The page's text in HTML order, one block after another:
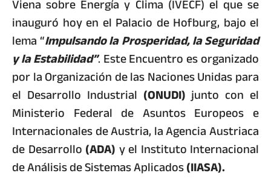
inauguró hoy en el Palacio de Hofburg, bajo el
lema “Impulsando la Prosperidad, la Seguridad
y la Estabilidad”. Este Encuentro es organizado
por la Organización de las Naciones Unidas para
el Desarrollo Industrial (ONUDI) junto con el
Ministerio Federal de Asuntos Europeos e
Internacionales de Austria, la Agencia Austriaca
de Desarrollo(ADA)y el Instituto Internacional
de Análisis de Sistemas Aplicados(IIASA).